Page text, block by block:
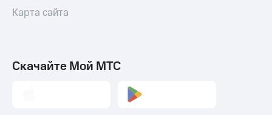
Карта сайта
Скачайте Мой МТС